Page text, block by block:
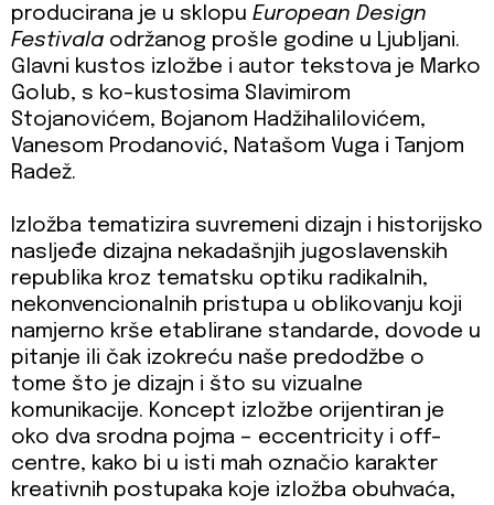
producirana je u sklopu European Design
Festivala održanog prošle godine u Ljubljani.
Glavni kustos izložbe i autor tekstova je Marko
Golub, s ko-kustosima Slavimirom
Stojanovićem, Bojanom Hadžihalilovićem,
Vanesom Prodanović, Natašom Vuga i Tanjom
Radež.
Izložba tematizira suvremeni dizajn i historijsko
nasljeđe dizajna nekadašnjih jugoslavenskih
republika kroz tematsku optiku radikalnih,
nekonvencionalnih pristupa u oblikovanju koji
namjerno krše etablirane standarde, dovode u
pitanje ili čak izokreću naše predodžbe o
tome što je dizajn i što su vizualne
komunikacije. Koncept izložbe orijentiran je
oko dva srodna pojma – eccentricity i off-
centre, kako bi u isti mah označio karakter
kreativnih postupaka koje izložba obuhvaća,